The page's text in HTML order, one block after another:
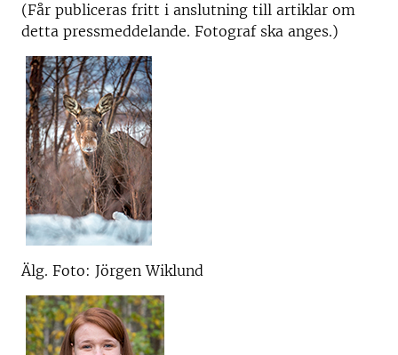
(Får publiceras fritt i anslutning till artiklar om
detta pressmeddelande. Fotograf ska anges.)
Älg. Foto: Jörgen Wiklund